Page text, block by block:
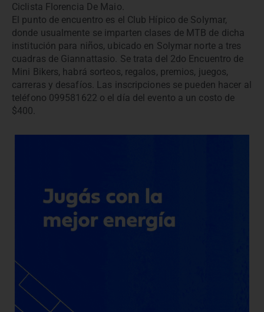
Ciclista Florencia De Maio.
El punto de encuentro es el Club Hípico de Solymar,
donde usualmente se imparten clases de MTB de dicha
institución para niños, ubicado en Solymar norte a tres
cuadras de Giannattasio. Se trata del 2do Encuentro de
Mini Bikers, habrá sorteos, regalos, premios, juegos,
carreras y desafíos. Las inscripciones se pueden hacer al
teléfono 099581622 o el día del evento a un costo de
$400.